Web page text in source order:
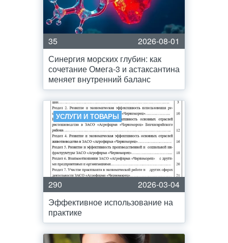
35
2026-08-01
Синергия морских глубин: как
сочетание Омега-3 и астаксантина
меняет внутренний баланс
УСЛУГИ И ТОВАРЫ
290
2026-03-04
Эффективное использование на
практике